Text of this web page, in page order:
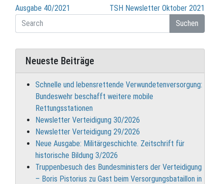
Beitragsnavigation
Ausgabe 40/2021
TSH Newsletter Oktober 2021
Suchen
Neueste Beiträge
Schnelle und lebensrettende Verwundetenversorgung:
Bundeswehr beschafft weitere mobile
Rettungsstationen
Newsletter Verteidigung 30/2026
Newsletter Verteidigung 29/2026
Neue Ausgabe: Militärgeschichte. Zeitschrift für
historische Bildung 3/2026
Truppenbesuch des Bundesministers der Verteidigung
– Boris Pistorius zu Gast beim Versorgungsbataillon in